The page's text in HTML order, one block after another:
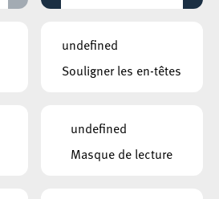
undefined
Souligner les en-têtes
undefined
Masque de lecture